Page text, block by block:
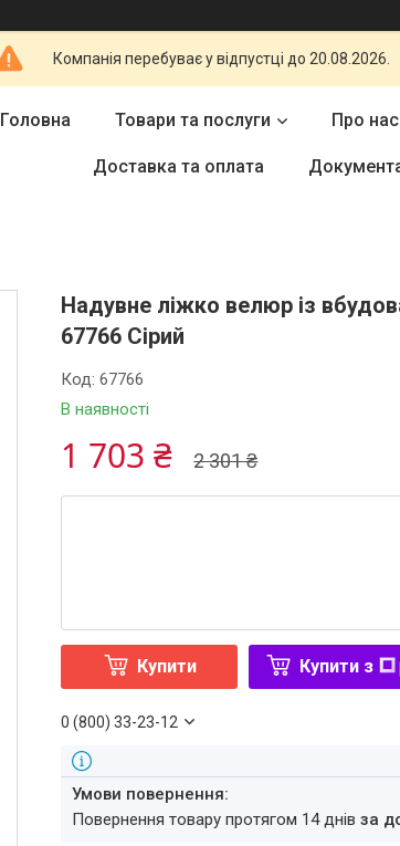
Компанія перебуває у відпустці до 20.08.2026.
Головна Товари та послуги Про нас
Доставка та оплата
Надувне ліжко велюр із
67766 Сірий
В наявності
Код:67766
2 301 ₴
1 703 ₴
Купити Купити з
0 (800) 33-23-12
повернення товару протягом 14 днівза